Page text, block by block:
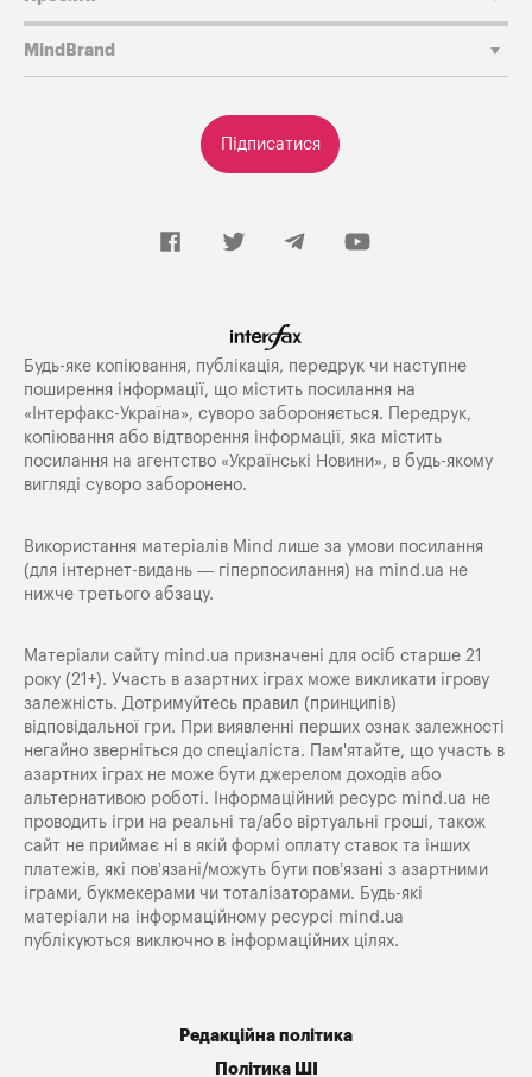
Підписатися
MindBrand
Будь-яке копiювання, публiкацiя, передрук чи наступне
поширення iнформацiї, що мiстить посилання на
«Iнтерфакс-Україна», суворо забороняється. Передрук,
копіювання або відтворення інформації, яка містить
посилання на агентство «Українські Новини», в будь-якому
вигляді суворо заборонено.
Використання матеріалів Mind лише за умови посилання
(для інтернет-видань — гіперпосилання) на mind.ua не
нижче третього абзацу.
Матеріали сайту mind.ua призначені для осіб старше 21
року (21+). Участь в азартних іграх може викликати ігрову
залежність. Дотримуйтесь правил (принципів)
відповідальної гри. При виявленні перших ознак залежності
негайно зверніться до спеціаліста. Пам'ятайте, що участь в
азартних іграх не може бути джерелом доходів або
альтернативою роботі. Інформаційний ресурс mind.ua не
проводить ігри на реальні та/або віртуальні гроші, також
сайт не приймає ні в якій формі оплату ставок та інших
платежів, які пов’язані/можуть бути пов’язані з азартними
іграми, букмекерами чи тоталізаторами. Будь-які
матеріали на інформаційному ресурсі mind.ua
публікуються виключно в інформаційних цілях.
Редакційна політика
Політика ШІ